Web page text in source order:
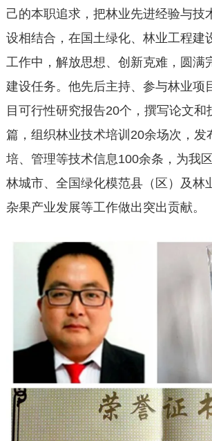
己的本职追求，把林业先进经验与技
设相结合，在国土绿化、林业工程建
工作中，解放思想、创新克难，圆满
建设任务。他先后主持、参与林业项
目可行性研究报告20个，撰写论文和
篇，组织林业技术培训20余场次，发
培、管理等技术信息100余条，为我
林城市、全国绿化模范县（区）及林
杂果产业发展等工作做出突出贡献。